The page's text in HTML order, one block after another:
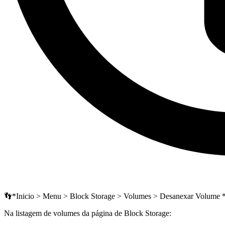
👣*Inicio > Menu > Block Storage > Volumes > Desanexar Volume
Na listagem de volumes da página de Block Storage: